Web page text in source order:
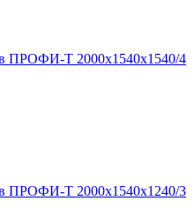
ПРОФИ-Т 2000x1540x1540/4
ПРОФИ-Т 2000x1540x1240/3